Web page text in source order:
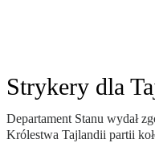
Strykery dla
Departament Stanu wydał
Królestwa Tajlandii partii